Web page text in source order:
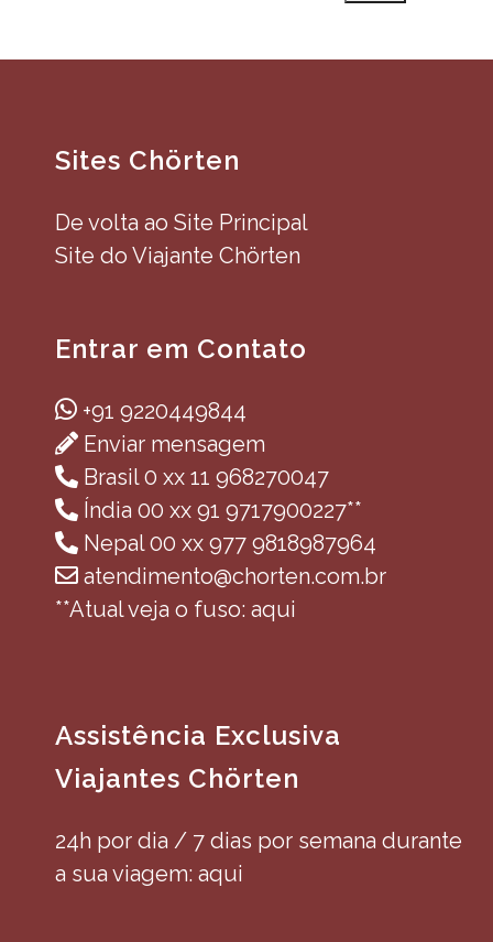
Sites Chörten
De volta ao Site Principal
Site do Viajante Chörten
Entrar em Contato
+91 9220449844
Enviar mensagem
Brasil 0 xx 11 968270047
Índia 00 xx 91 9717900227**
Nepal 00 xx 977 9818987964
atendimento@chorten.com.br
**Atual veja o fuso: aqui
Assistência Exclusiva
Viajantes Chörten
24h por dia / 7 dias por semana durante
a sua viagem: aqui